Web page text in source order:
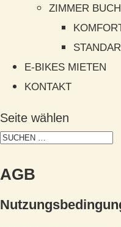
ZIMMER
E-BIKES MIETEN
KONTAKT
Seite wählen
AGB